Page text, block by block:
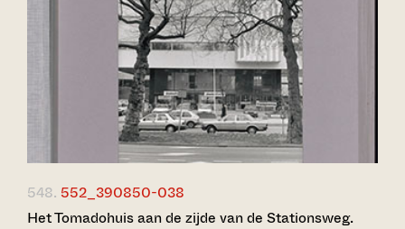
548. 552_390850-038
Het Tomadohuis aan de zijde van de Stationsweg.